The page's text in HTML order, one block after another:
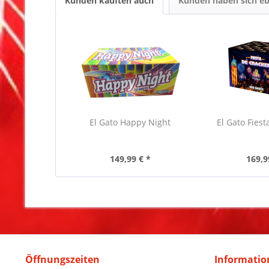
El Gato Happy Night
149,99 € *
El Gato
Öffnungszeiten